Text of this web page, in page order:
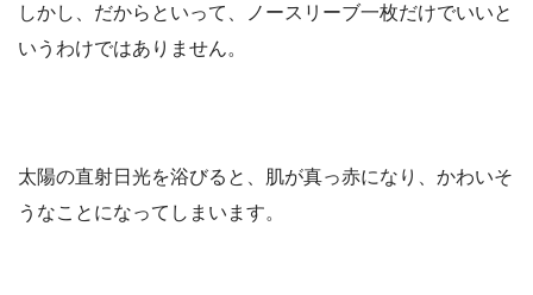
しかし、だからといって、ノースリーブ一枚だけでいいと
いうわけではありません。
太陽の直射日光を浴びると、肌が真っ赤になり、かわいそ
うなことになってしまいます。